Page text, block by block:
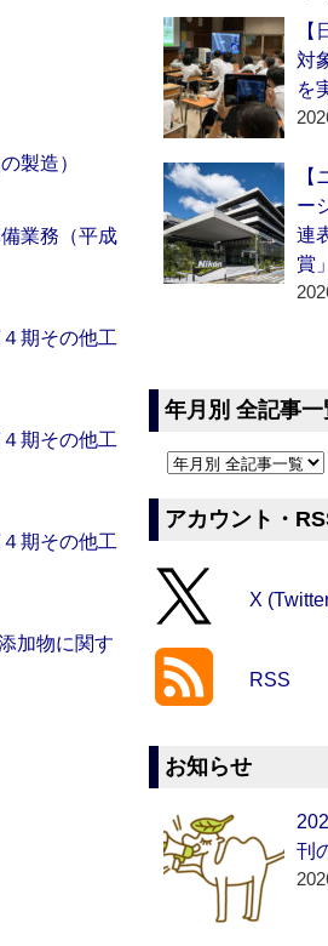
製造）
業務（平成
期その他工
期その他工
期その他工
加物に関す
対
を
ー
連
賞
年月別 全記事一
アカウント・
X
RSS
お知らせ
刊